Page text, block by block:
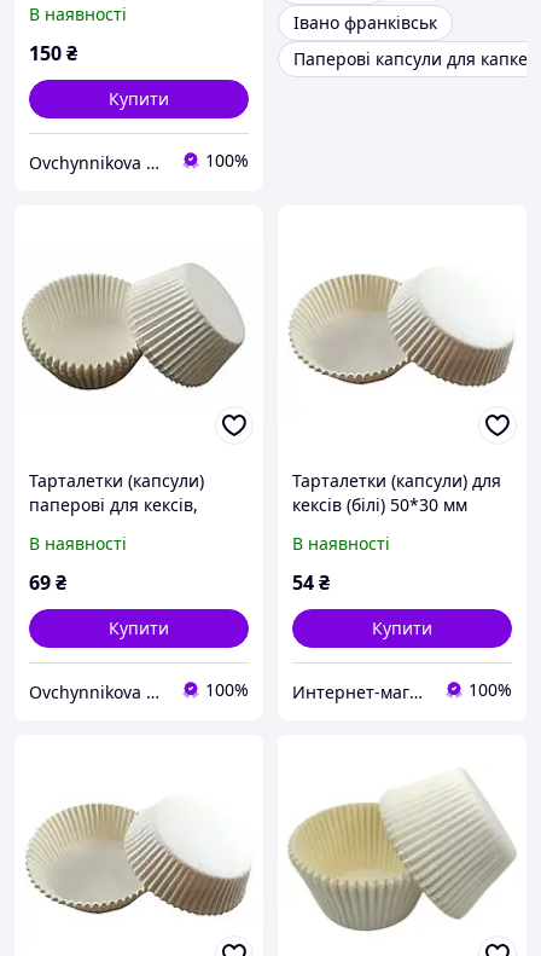
В наявності
150₴
Купити
Ovchynnikova Shop інтернет-магазин товарів для кондитерів 100%
Івано франківськ
Паперові капсули для
Тарталетки (капсули)
паперові для кексів,
70*22мм
В наявності
69₴
Купити
Ovchynnikova Shop інтернет-магазин товарів для кондитерів 100%
Тарталетки (капсули) для
кексів (білі) 50*30 мм
В наявності
54₴
Купити
Интернет-магазин "Повар, пекарь и кондитер" 100%